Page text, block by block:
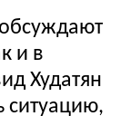
и в
Худатян
ситуацию,